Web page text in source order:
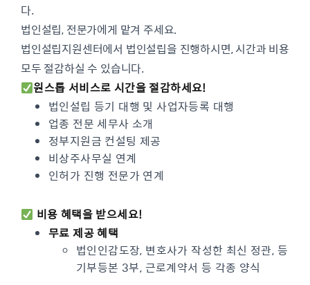
다.
법인설립, 전문가에게 맡겨 주세요.
법인설립지원센터에서 법인설립을 진행하시면, 시간과 비용
모두 절감하실 수 있습니다.
원스톱 서비스로 시간을 절감하세요!
법인설립 등기 대행 및 사업자등록 대행
업종 전문 세무사 소개
정부지원금 컨설팅 제공
비상주사무실 연계
인허가 진행 전문가 연계
비용 혜택을 받으세요!
무료 제공 혜택
법인인감도장, 변호사가 작성한 최신 정관, 등
기부등본 3부, 근로계약서 등 각종 양식